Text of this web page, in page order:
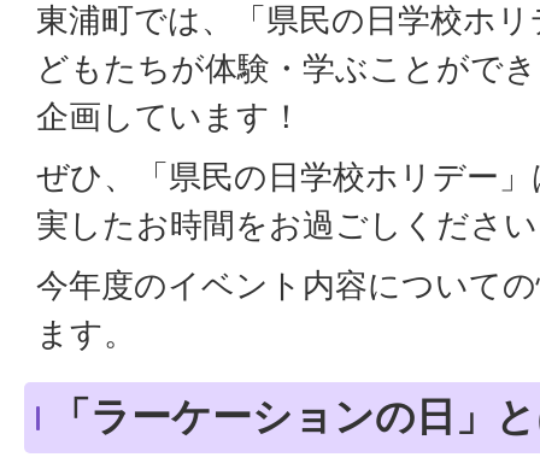
東浦町では、「県民の日学校ホ
どもたちが体験・学ぶことがで
企画しています！
ぜひ、「県民の日学校ホリデー
実したお時間をお過ごしくださ
今年度のイベント内容について
ます。
「ラーケーションの日」